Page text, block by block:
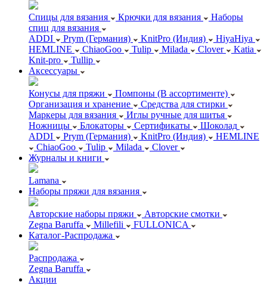
Спицы для вязания Крючки для вязания
Наборы
спиц для вязания
ADDI
Prym (Германия) KnitPro (Индия)
HiyaHiya
HEMLINE
ChiaoGoo Tulip Milada Clover
Katia
Knit-pro
Tullip
Аксессуары
Конусы для пряжи
Помпоны (В ассортименте)
Организация и хранение
Средства для стирки
Маркеры для вязания
Иглы ручные для шитья
Ножницы
Блокаторы Сертификаты
Шоколад
ADDI
Prym (Германия) KnitPro (Индия)
HEMLINE
ChiaoGoo
Tulip Milada
Clover
Журналы и книги
Lamana
Наборы пряжи для вязания
Авторские наборы пряжи
Авторские смотки
Zegna Baruffa
Millefili
FULLONICA
Каталог-Распродажа
Распродажа
Zegna Baruffa
Акции